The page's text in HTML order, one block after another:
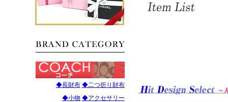
◆長財布 ◆二つ折り財布
◆小物 ◆アクセサリー